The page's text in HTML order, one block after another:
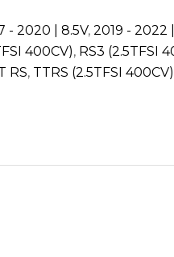
- 2020 | 8.5V, 2019 - 2022
400CV), RS3 (2.5TFSI
RS, TTRS (2.5TFSI 400CV)